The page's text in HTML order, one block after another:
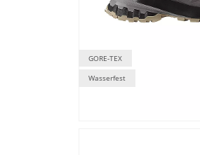
GORE-TEX
Wasserfest